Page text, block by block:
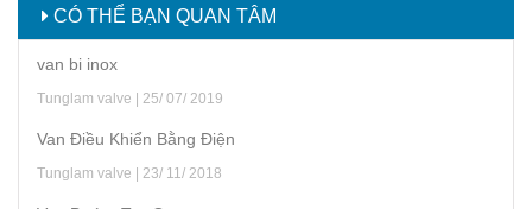
CÓ THỂ BẠN QUAN TÂM
van bi inox
Tunglam valve | 25/ 07/ 2019
Van Điều Khiển Bằng Điện
Tunglam valve | 23/ 11/ 2018